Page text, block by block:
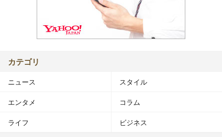
カテゴリ
ニュース スタイル
エンタメ コラム
ライフ ビジネス